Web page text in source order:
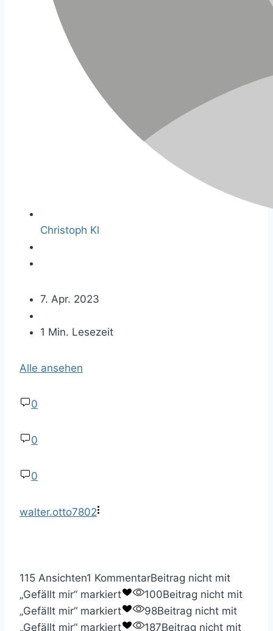
Christoph Kl
7. Apr. 2023
1 Min. Lesezeit
Alle ansehen
0
0
0
walter.otto7802
115 Ansichten1 KommentarBeitrag nicht mit
„Gefällt mir“ markiert
100Beitrag nicht mit
„Gefällt mir“ markiert
98Beitrag nicht mit
„Gefällt mir“ markiert
187Beitrag nicht mit